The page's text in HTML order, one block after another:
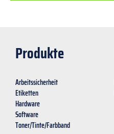
Produkte
Arbeitssicherheit
Etiketten
Hardware
Software
Toner/Tinte/Farbband